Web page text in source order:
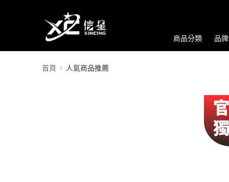
商品分類 品
首頁 人氣商品推薦